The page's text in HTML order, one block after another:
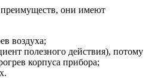
они имеют
воздуха;
полезного действия), потому
корпуса прибора;